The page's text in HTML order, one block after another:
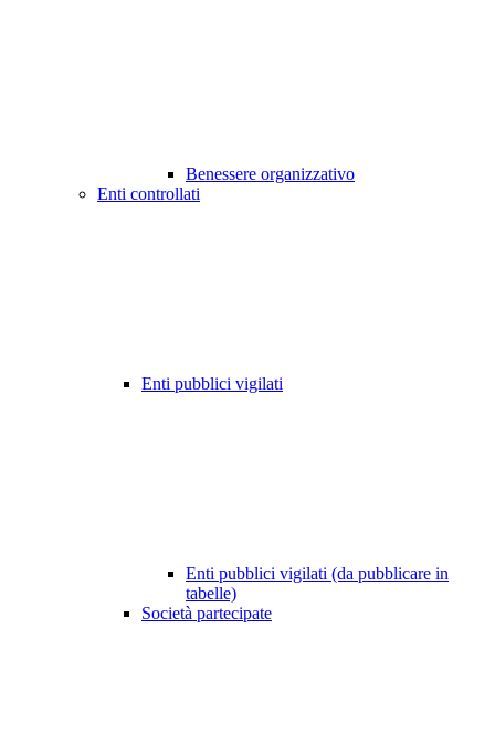
Benessere organizzativo
Enti controllati
Enti pubblici vigilati
Enti pubblici vigilati (da pubblicare in
tabelle)
Società partecipate